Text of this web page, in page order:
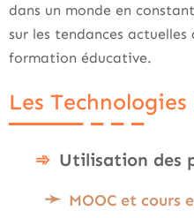
dans un monde en
sur les tendances actuelles
formation éducative.
Les
Utilisation des
MOOC et cours